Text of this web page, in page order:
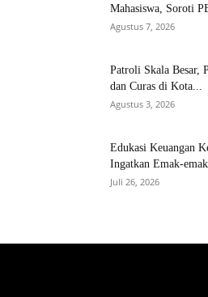
Mahasiswa, Soroti
Agustus 7, 2026
Patroli Skala Besar,
dan Curas di Kota...
Agustus 3, 2026
Edukasi Keuangan
Ingatkan Emak-
Juli 26, 2026